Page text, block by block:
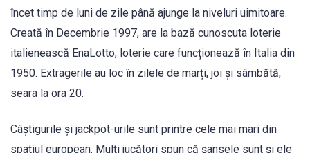
încet timp de luni de zile până ajunge la niveluri uimitoare.
Creată în Decembrie 1997, are la bază cunoscuta loterie
italienească EnaLotto, loterie care funcționează în Italia din
1950. Extragerile au loc în zilele de marți, joi și sâmbătă,
seara la ora 20.
Câștigurile și jackpot-urile sunt printre cele mai mari din
spațiul european. Mulți jucători spun că șansele sunt și ele